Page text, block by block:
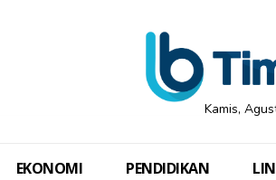
Kamis,
EKONOMI PENDIDIKAN